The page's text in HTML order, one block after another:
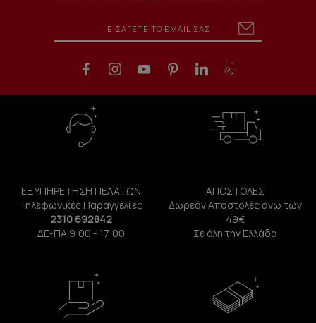
ΕΞΥΠΗΡΕΤΗΣΗ ΠΕΛΑΤΩΝ
Τηλεφωνικές Παραγγελίες
2310 692842
ΔΕ-ΠΑ 9:00 - 17:00
ΑΠΟΣΤΟΛΕΣ
Δωρεάν Αποστολές άνω των
49€
Σε όλη την Ελλάδα